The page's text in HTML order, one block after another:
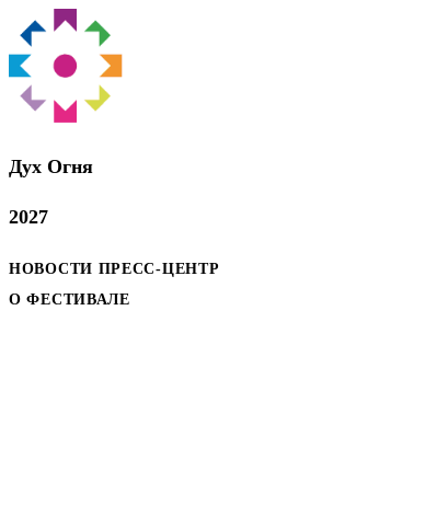
Дух Oгня
2027
НОВОСТИ ПРЕСС-ЦЕНТР
О ФЕСТИВАЛЕ